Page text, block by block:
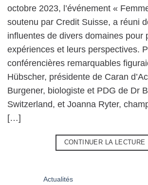
octobre 2023, l’événement «
soutenu par Credit Suisse, a réuni
influentes de divers domaines pour
expériences et leurs perspectives.
conférencières remarquables
Hübscher, présidente de Caran
Burgener, biologiste et PDG de Dr
Switzerland, et Joanna Ryter,
[…]
CONTINUER LA LECTURE